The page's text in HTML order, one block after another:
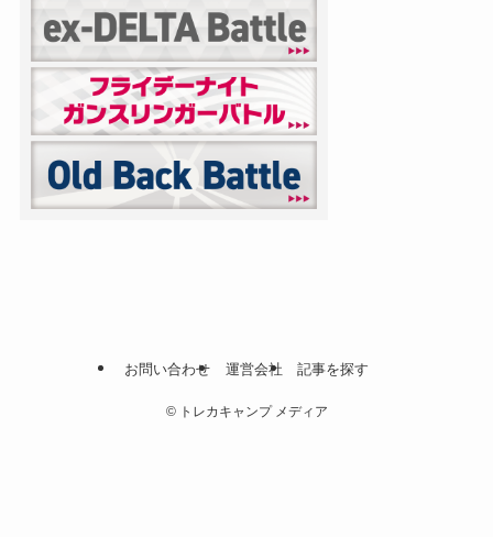
お問い合わせ 運営会社 記事を探す
©トレカキャンプ メディア